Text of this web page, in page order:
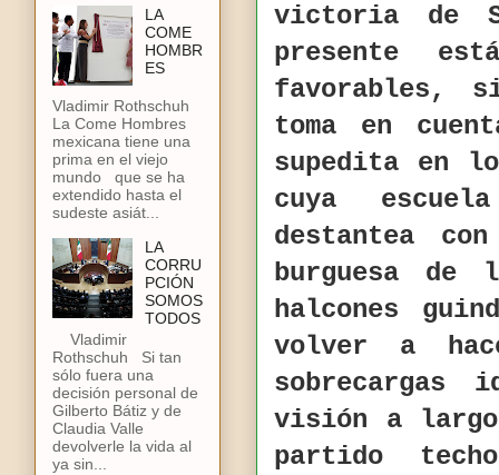
victoria de
presente
favorables,
toma en
supedita en
cuya
destantea
burguesa de
halcones
volver a
sobrecargas
visión a largo
partido
LA
COME
HOMBR
ES
Vladimir Rothschuh
La Come Hombres
mexicana tiene una
prima en el viejo
mundo que se ha
extendido hasta el
sudeste asiát...
LA
CORRU
PCIÓN
SOMOS
TODOS
Vladimir
Rothschuh Si tan
sólo fuera una
decisión personal de
Gilberto Bátiz y de
Claudia Valle
devolverle la vida al
ya sin...